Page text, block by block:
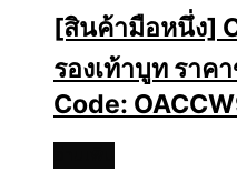
[สินค้ามือหนึ่ง]
รองเท้าบูท ราค
Code: